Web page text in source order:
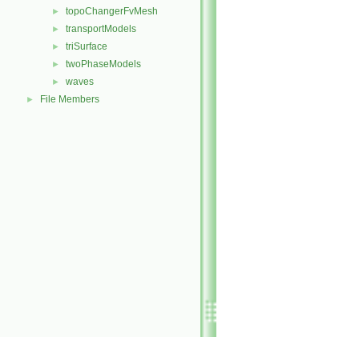
► topoChangerFvMesh
► transportModels
► triSurface
► twoPhaseModels
► waves
► File Members